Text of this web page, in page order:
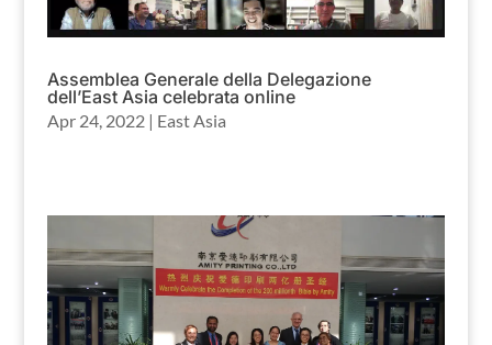
Assemblea Generale della Delegazione
dell’East Asia celebrata online
Apr 24, 2022| East Asia